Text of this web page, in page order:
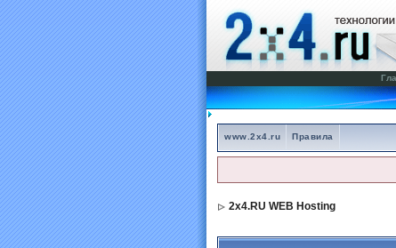
www.2x4.ru Правила
2x4.RU WEB Hosting